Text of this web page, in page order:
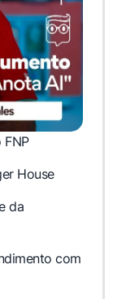
House
da
com